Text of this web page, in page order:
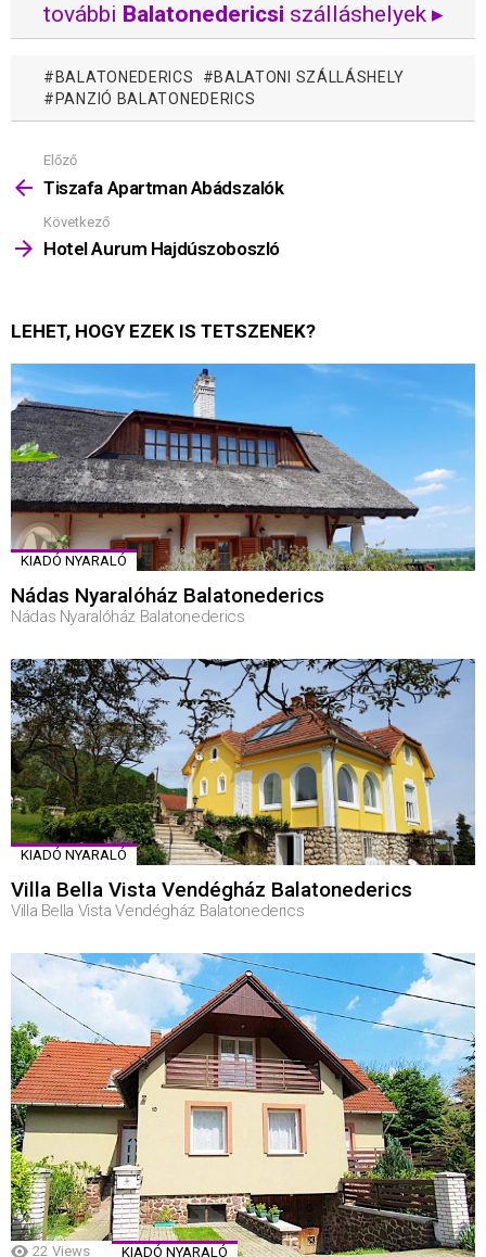
további Balatonedericsi szálláshelyek ▸
BALATONEDERICS
BALATONI SZÁLLÁSHELY
PANZIÓ BALATONEDERICS
Mutass
többet
Előző
Tiszafa Apartman Abádszalók
Következő
Hotel Aurum Hajdúszoboszló
LEHET, HOGY EZEK IS TETSZENEK?
KIADÓ NYARALÓ
Nádas Nyaralóház Balatonederics
Nádas Nyaralóház Balatonederics
KIADÓ NYARALÓ
Villa Bella Vista Vendégház Balatonederics
Villa Bella Vista Vendégház Balatonederics
22 Views KIADÓ NYARALÓ